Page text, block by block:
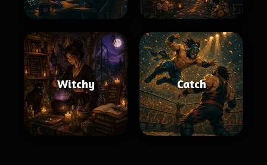
Witchy Catch